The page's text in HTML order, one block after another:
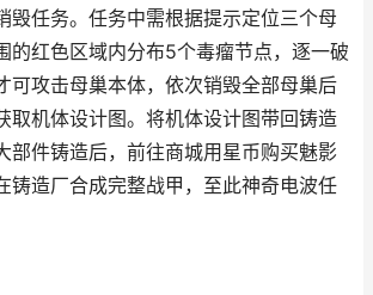
毁任务。任务中需根据提示定位三个母
的红色区域内分布5个毒瘤节点，逐一破
可攻击母巢本体，依次销毁全部母巢后
取机体设计图。将机体设计图带回铸造
部件铸造后，前往商城用星币购买魅影
铸造厂合成完整战甲，至此神奇电波任